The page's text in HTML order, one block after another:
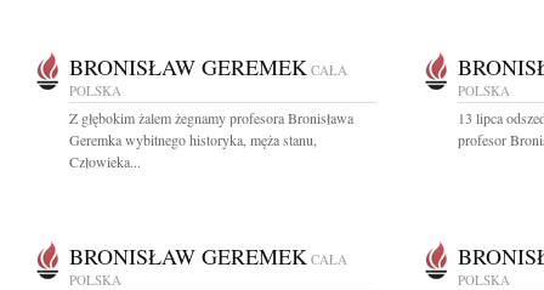
BRONISŁAW GEREMEK CAŁA
POLSKA
Z głębokim żalem żegnamy profesora Bronisława
Geremka wybitnego historyka, męża stanu,
Człowieka...
POLSKA
13 lipca
profesor
BRONISŁAW GEREMEK CAŁA
POLSKA
POLSKA